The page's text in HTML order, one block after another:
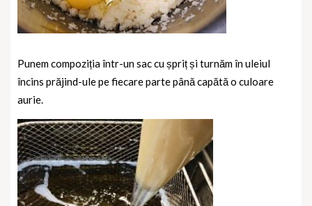
Punem compoziția într-un sac cu șpriț și turnăm în uleiul
încins prăjind-ule pe fiecare parte până capătă o culoare
aurie.